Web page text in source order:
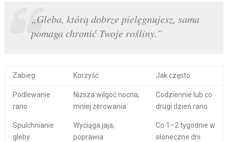
„Gleba, którą dobrze pielęgnujesz, sama
pomaga chronić Twoje rośliny.”
Zabieg Korzyść Jak często
Podlewanie
rano
Niższa wilgoć nocna,
mniej żerowania
Codziennie lub co
drugi dzień rano
Spulchnianie
gleby
Wyciąga jaja,
poprawia
Co 1–2 tygodnie w
słoneczne dni